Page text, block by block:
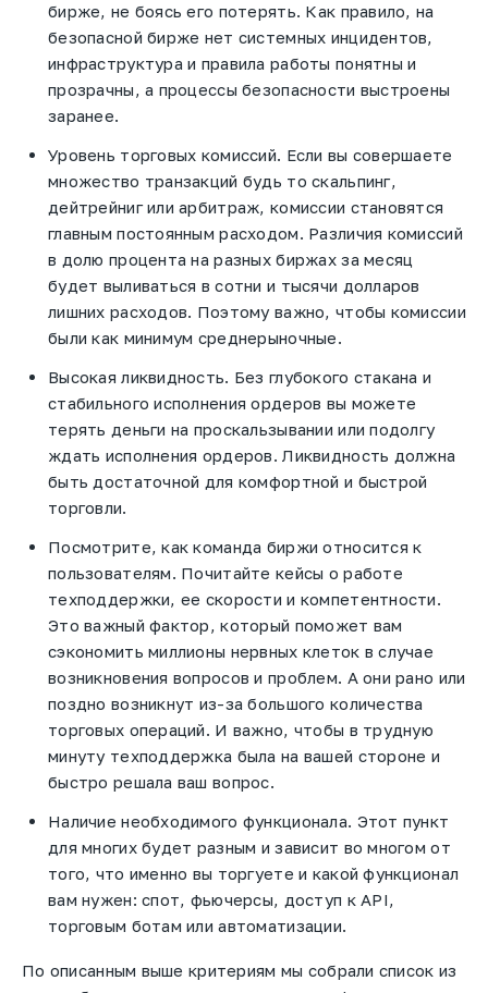
бирже, не боясь его потерять. Как правило, на
безопасной бирже нет системных инцидентов,
инфраструктура и правила работы понятны и
прозрачны, а процессы безопасности выстроены
заранее.
Уровень торговых комиссий. Если вы совершаете
множество транзакций будь то скальпинг,
дейтрейниг или арбитраж, комиссии становятся
главным постоянным расходом. Различия комиссий
в долю процента на разных биржах за месяц
будет выливаться в сотни и тысячи долларов
лишних расходов. Поэтому важно, чтобы комиссии
были как минимум среднерыночные.
Высокая ликвидность. Без глубокого стакана и
стабильного исполнения ордеров вы можете
терять деньги на проскальзывании или подолгу
ждать исполнения ордеров. Ликвидность должна
быть достаточной для комфортной и быстрой
торговли.
Посмотрите, как команда биржи относится к
пользователям. Почитайте кейсы о работе
техподдержки, ее скорости и компетентности.
Это важный фактор, который поможет вам
сэкономить миллионы нервных клеток в случае
возникновения вопросов и проблем. А они рано или
поздно возникнут из-за большого количества
торговых операций. И важно, чтобы в трудную
минуту техподдержка была на вашей стороне и
быстро решала ваш вопрос.
Наличие необходимого функционала. Этот пункт
для многих будет разным и зависит во многом от
того, что именно вы торгуете и какой функционал
вам нужен: спот, фьючерсы, доступ к API,
торговым ботам или автоматизации.
По описанным выше критериям мы собрали список из